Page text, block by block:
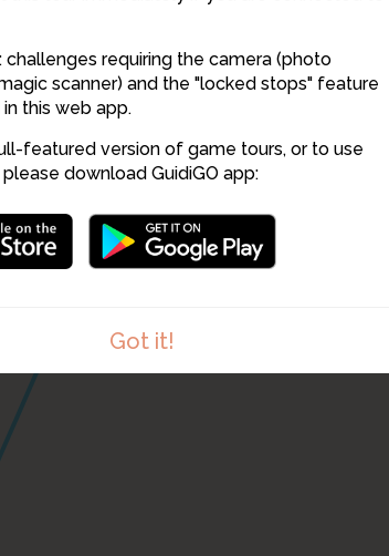
challenges requiring the camera (photo
scanner) and the "locked stops" feature
this web app.
featured version of game tours, or to use
download GuidiGO app:
Got it!
6